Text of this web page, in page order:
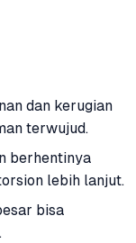
dan kerugian
terwujud.
berhentinya
lebih lanjut.
bisa